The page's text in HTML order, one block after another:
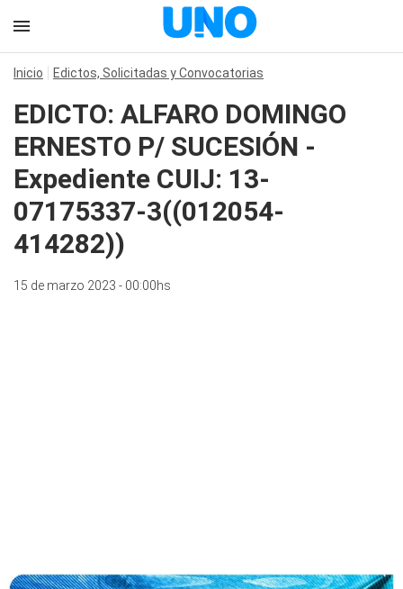
Inicio Edictos, Solicitadas y Convocatorias
EDICTO: ALFARO DOMINGO
ERNESTO P/ SUCESIÓN -
Expediente CUIJ: 13-
07175337-3((012054-
414282))
15 de marzo 2023 - 00:00hs